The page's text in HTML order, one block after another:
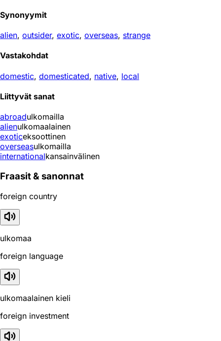
Synonyymit
alien, outsider, exotic, overseas, strange
Vastakohdat
domestic, domesticated, native, local
Liittyvät sanat
abroadulkomailla
alienulkomaalainen
exoticeksoottinen
overseasulkomailla
internationalkansainvälinen
Fraasit & sanonnat
foreign country
ulkomaa
foreign language
ulkomaalainen kieli
foreign investment